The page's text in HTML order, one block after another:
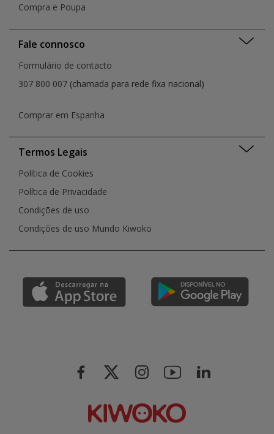
Compra e Poupa
Fale connosco
Formulário de contacto
307 800 007 (chamada para rede fixa nacional)
Comprar em Espanha
Termos Legais
Política de Cookies
Política de Privacidade
Condições de uso
Condições de uso Mundo Kiwoko